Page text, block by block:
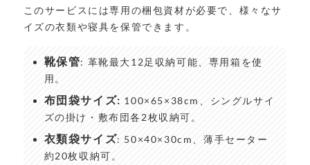
このサービスには専用の梱包資材が必要で、様々なサ
イズの衣類や寝具を保管できます。
靴保管: 革靴最大12足収納可能、専用箱を使
用。
布団袋サイズ: 100×65×38cm、シングルサイ
ズの掛け・敷布団各2枚収納可。
衣類袋サイズ: 50×40×30cm、薄手セーター
約20枚収納可。